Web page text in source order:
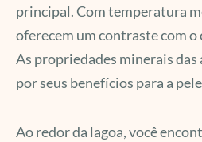
principal. Com temperatura
oferecem um contraste com
As propriedades minerais das
por seus benefícios para a
Ao redor da lagoa, você